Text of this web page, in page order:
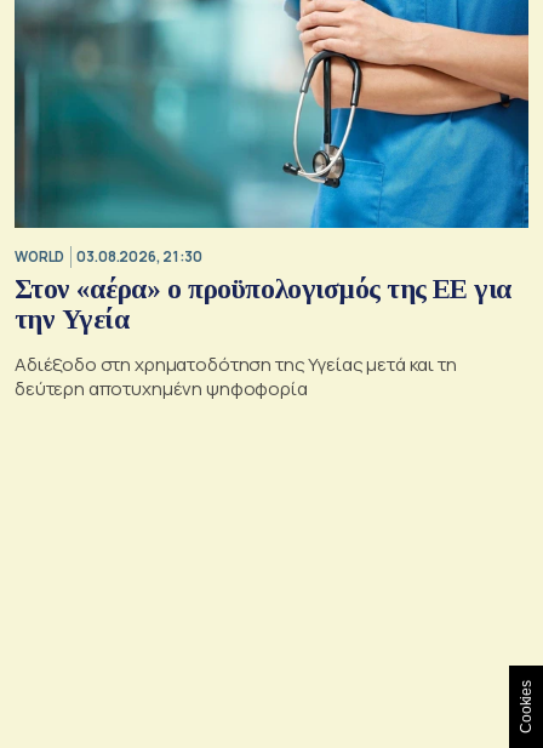
WORLD 03.08.2026, 21:30
Στον «αέρα» ο προϋπολογισμός της ΕΕ για
την Υγεία
Αδιέξοδο στη χρηματοδότηση της Υγείας μετά και τη
δεύτερη αποτυχημένη ψηφοφορία
Cookies